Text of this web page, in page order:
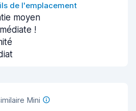
de l'emplacement
moyen
!
Mini